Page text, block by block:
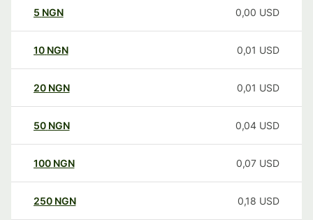
5 NGN 0,00 USD
10 NGN 0,01 USD
20 NGN 0,01 USD
50 NGN 0,04 USD
100 NGN 0,07 USD
250 NGN 0,18 USD